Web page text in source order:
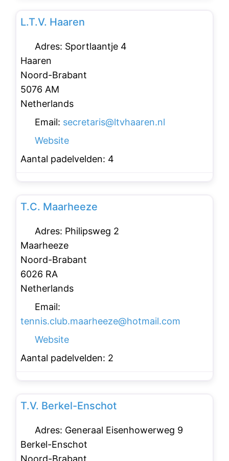
L.T.V. Haaren
Adres: Sportlaantje 4
Haaren
Noord-Brabant
5076 AM
Netherlands
Email: secretaris@ltvhaaren.nl
Website
Aantal padelvelden: 4
T.C. Maarheeze
Adres: Philipsweg 2
Maarheeze
Noord-Brabant
6026 RA
Netherlands
Email:
tennis.club.maarheeze@hotmail.com
Website
Aantal padelvelden: 2
T.V. Berkel-Enschot
Adres: Generaal Eisenhowerweg 9
Berkel-Enschot
Noord-Brabant